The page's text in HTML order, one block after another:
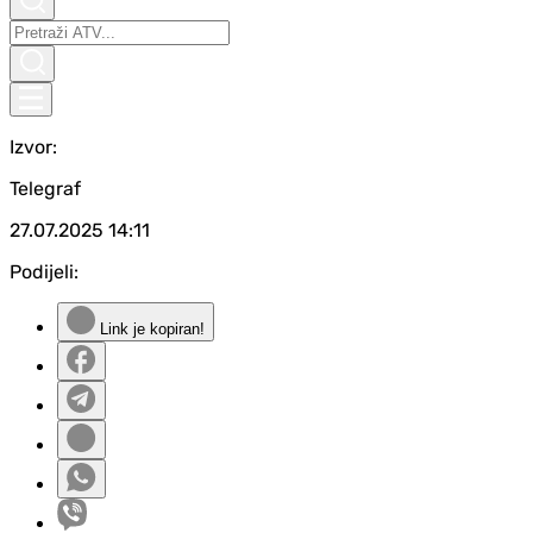
Izvor:
Telegraf
27.07.2025 14:11
Podijeli:
Link je kopiran!